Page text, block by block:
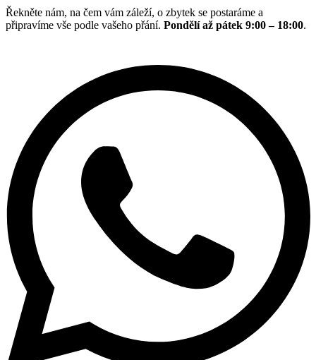
Řekněte nám, na čem vám záleží, o zbytek se postaráme a
připravíme vše podle vašeho přání. Pondělí až pátek 9:00 – 18:00.